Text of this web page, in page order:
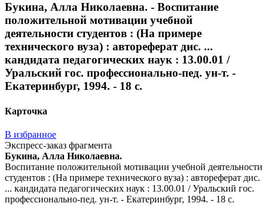
Букина, Алла Николаевна. - Воспитание
положительной мотивации учебной
деятельности студентов : (На примере
технического вуза) : автореферат дис. ...
кандидата педагогических наук : 13.00.01 /
Уральский гос. профессионально-пед. ун-т. -
Екатеринбург, 1994. - 18 с.
Карточка
В избранное
Экспресс-заказ фрагмента
Букина, Алла Николаевна.
Воспитание положительной мотивации учебной деятельности
студентов : (На примере технического вуза) : автореферат дис.
... кандидата педагогических наук : 13.00.01 / Уральский гос.
профессионально-пед. ун-т. - Екатеринбург, 1994. - 18 с.